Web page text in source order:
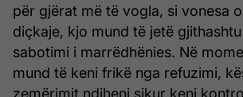
për gjërat më të vogla, si vonesa
diçkaje, kjo mund të jetë
sabotimi i marrëdhënies. Në
mund të keni frikë nga refuzimi,
zemërimit ndiheni sikur keni